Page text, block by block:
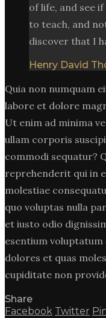
of life, and see
to teach, and
discover that I
Henry David
Quia non numquam
labore et dolore
Ut enim ad minima
ullam corporis
commodi sequatur?
reprehenderit qui in
molestiae
quo voluptas nulla
et iusto odio
esentium
dolores et quas
cupiditate non
Share
Facebook Twitter